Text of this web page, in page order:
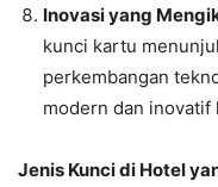
Inovasi yang
kunci kartu
perkembangan
modern dan inovatif
Jenis Kunci di Hotel